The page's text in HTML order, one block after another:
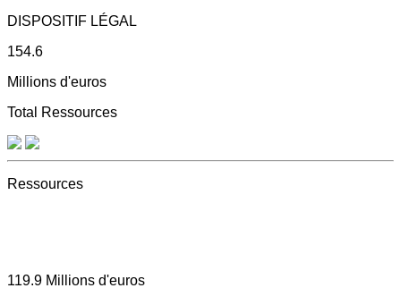
DISPOSITIF LÉGAL
154.6
Millions d'euros
Total Ressources
Ressources
119.9 Millions d'euros